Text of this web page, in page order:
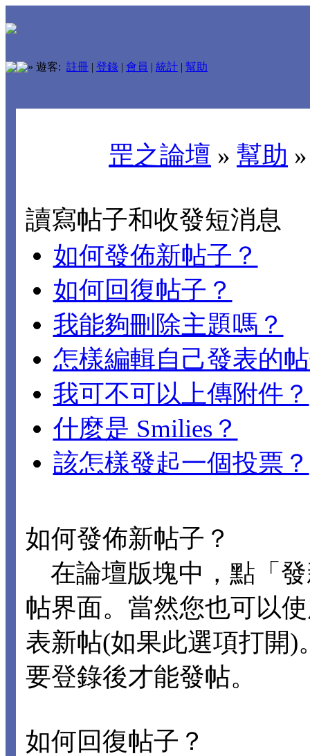
» 遊客: 註冊 | 登錄 | 會員 | 統計 | 幫助
罡之論壇 » 幫助
讀寫帖子和收發短消息
如何發佈新帖子？
如何回復帖子？
我能夠刪除主題嗎？
怎樣編輯自己發表的
我可不可以上傳附件？
什麼是 Smilies？
該怎樣發起一個投票？
如何發佈新帖子？
在論壇版塊中，點「
帖界面。當然您也可以
表新帖(如果此選項打開
要登錄後才能發帖。
如何回復帖子？